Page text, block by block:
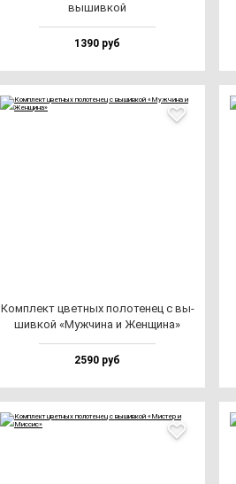
вы­шив­кой
1390 руб
Ком­плект цвет­ных по­ло­те­нец с вы­
шив­кой «Муж­чи­на и Жен­щи­на»
2590 руб